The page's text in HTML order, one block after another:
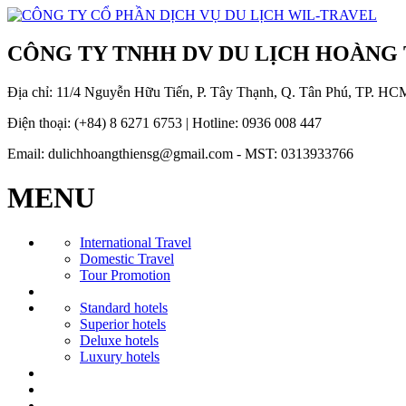
CÔNG TY TNHH DV DU LỊCH HOÀNG
Địa chỉ: 11/4 Nguyễn Hữu Tiến, P. Tây Thạnh, Q. Tân Phú, TP.
Điện thoại: (+84) 8 6271 6753 | Hotline: 0936 008 447
Email: dulichhoangthiensg@gmail.com - MST: 0313933766
MENU
International Travel
Domestic Travel
Tour Promotion
Standard hotels
Superior hotels
Deluxe hotels
Luxury hotels